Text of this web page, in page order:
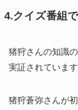
4.クイズ番組
猪狩さんの知識
実証されています
猪狩蒼弥さんが